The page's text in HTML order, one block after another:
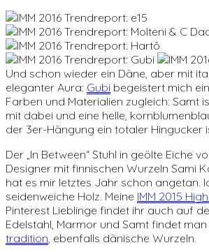
Und schon wieder ein Däne, aber mit
eleganter Aura: Gubi begeistert mich
Farben und Materialien zugleich: Samt
mit dabei und eine helle,
der 3er-Hängung ein totaler Hingucker
Der „In Between“ Stuhl in geölte Eiche
Designer mit finnischen Wurzeln Sami
hat es mir letztes Jahr schon angetan.
seidenweiche Holz. Meine IMM 2015
Pinterest Lieblinge findet ihr auch auf
Edelstahl, Marmor und Samt findet
tradition , ebenfalls dänische Wurzeln.